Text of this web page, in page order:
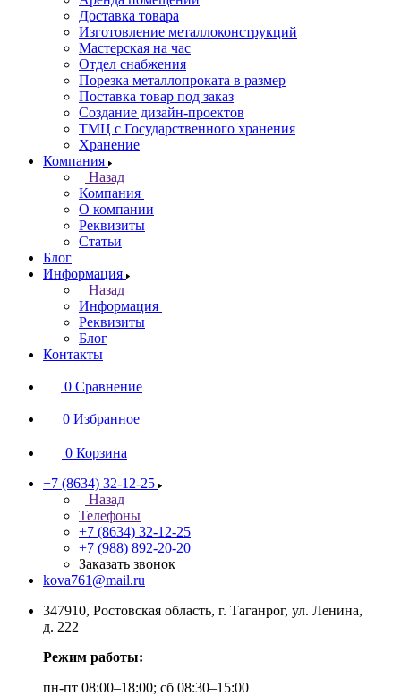
Доставка товара
Изготовление металлоконструкций
Мастерская на час
Отдел снабжения
Порезка металлопроката в размер
Поставка товар под заказ
Создание дизайн-проектов
ТМЦ с Государственного хранения
Хранение
Компания
Назад
Компания
О компании
Реквизиты
Статьи
Блог
Информация
Назад
Информация
Реквизиты
Блог
Контакты
0 Сравнение
0 Избранное
0 Корзина
+7 (8634) 32-12-25
Назад
Телефоны
+7 (8634) 32-12-25
+7 (988) 892-20-20
Заказать звонок
kova761@mail.ru
347910, Ростовская область, г. Таганрог, ул. Ленина,
д. 222
Режим работы:
пн-пт 08:00–18:00; сб 08:30–15:00